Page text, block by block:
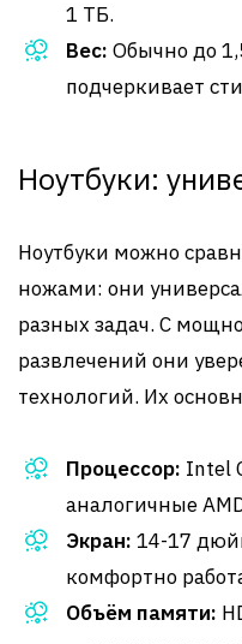
1 ТБ.
Вес: Обычно до
подчеркивает
Ноутбуки:
Ноутбуки можно
ножами: они
разных задач. С
развлечений они
технологий. Их
Процессор: Intel
аналогичные
Экран: 14-17
комфортно
Объём памяти: